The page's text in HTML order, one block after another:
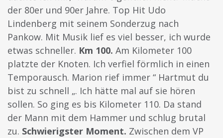
der 80er und 90er Jahre. Top Hit Udo
Lindenberg mit seinem Sonderzug nach
Pankow. Mit Musik lief es viel besser, ich wurde
etwas schneller. Km 100. Am Kilometer 100
platzte der Knoten. Ich verfiel förmlich in einen
Temporausch. Marion rief immer “ Hartmut du
bist zu schnell „. Ich hätte mal auf sie hören
sollen. So ging es bis Kilometer 110. Da stand
der Mann mit dem Hammer und schlug brutal
zu. Schwierigster Moment. Zwischen dem VP